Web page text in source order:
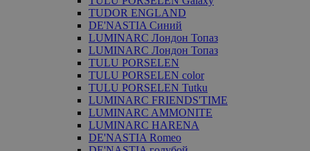
TUDOR ENGLAND
DE'NASTIA Синий
LUMINARC Лондон Топаз
LUMINARC Лондон Топаз
TULU PORSELEN
TULU PORSELEN color
TULU PORSELEN Tutku
LUMINARC FRIENDS'TIME
LUMINARC AMMONITE
LUMINARC HARENA
DE'NASTIA Romeo